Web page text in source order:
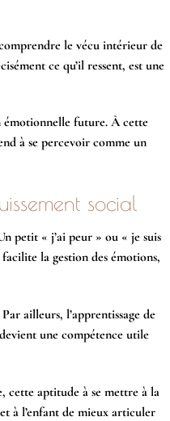
le vécu intérieur de
ce qu’il ressent, est une
émotionnelle future. À cette
à se percevoir comme un
social
petit « j’ai peur » ou « je suis
la gestion des émotions,
ailleurs, l’apprentissage de
une compétence utile
cette aptitude à se mettre à la
à l’enfant de mieux articuler